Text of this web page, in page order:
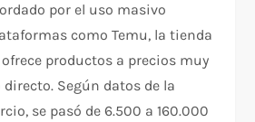
por el uso masivo
como Temu, la tienda
productos a precios muy
Según datos de la
se pasó de 6.500 a 160.000